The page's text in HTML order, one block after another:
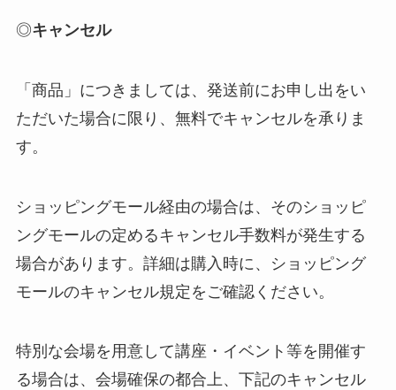
◎キャンセル
「商品」につきましては、発送前にお申し出をい
ただいた場合に限り、無料でキャンセルを承りま
す。
ショッピングモール経由の場合は、そのショッピ
ングモールの定めるキャンセル手数料が発生する
場合があります。詳細は購入時に、ショッピング
モールのキャンセル規定をご確認ください。
特別な会場を用意して講座・イベント等を開催す
る場合は、会場確保の都合上、下記のキャンセル